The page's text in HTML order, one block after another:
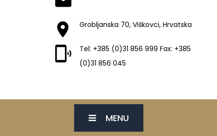
Grobljanska 70, Viškovci, Hrvatska
Tel: +385 (0)31 856 999 Fax: +385
(0)31 856 045
MENU